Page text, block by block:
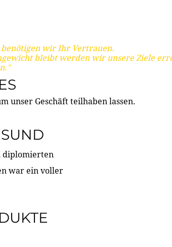
wir Ihr Vertrauen.
bleibt werden wir unsere Ziele
unser Geschäft teilhaben lassen.
diplomierten
war ein voller